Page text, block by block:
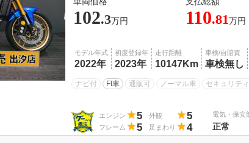
102.3万円 110.81万円
モデル年式
2022年
初度登録年
2023年
走行距離
10147Km
車検/自賠責
車検無し
ナビ付 FI車 通販可 ノーマル車 セキュリテ
エンジン 5 外観 5
フレーム 5 足まわり 4
電気・保安
正常